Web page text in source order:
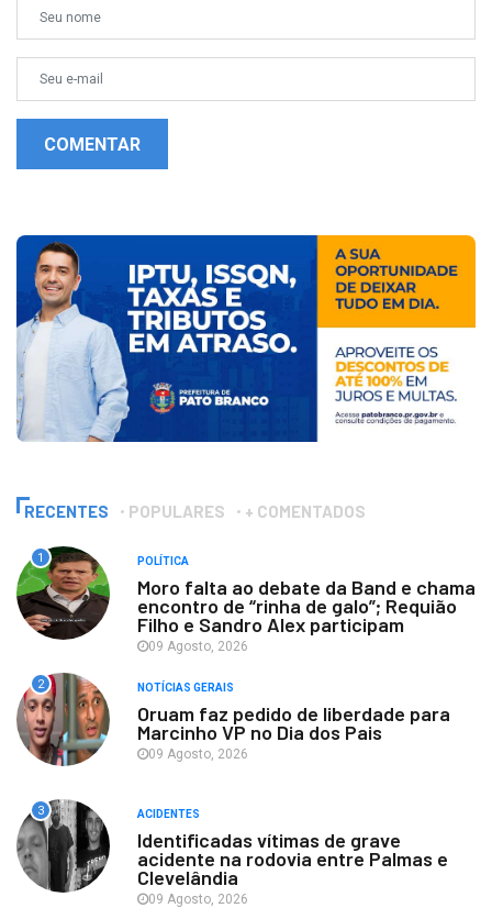
COMENTAR
RECENTES POPULARES + COMENTADOS
1 POLÍTICA
Moro falta ao debate da Band e chama
encontro de “rinha de galo”; Requião
Filho e Sandro Alex participam
09 Agosto, 2026
2 NOTÍCIAS GERAIS
Oruam faz pedido de liberdade para
Marcinho VP no Dia dos Pais
09 Agosto, 2026
3 ACIDENTES
Identificadas vítimas de grave
acidente na rodovia entre Palmas e
Clevelândia
09 Agosto, 2026